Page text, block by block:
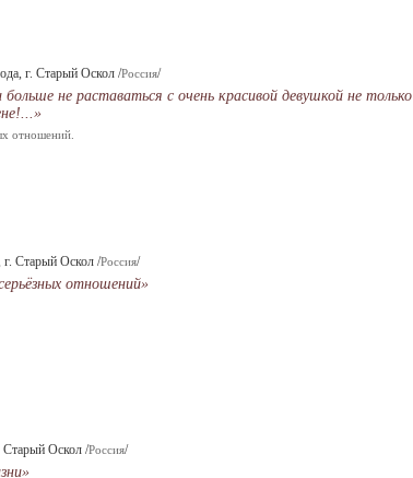
г. Старый Оскол /Россия/
не раставаться с очень красивой девушкой не только
отношений.
г. Старый Оскол /Россия/
отношений»
Старый Оскол /Россия/